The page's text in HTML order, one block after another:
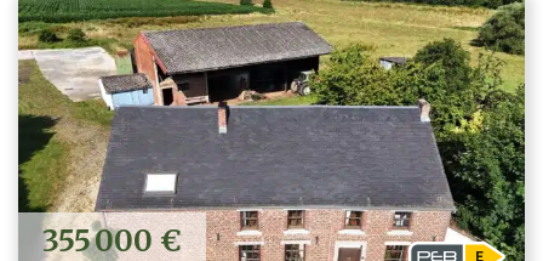
355 000 €